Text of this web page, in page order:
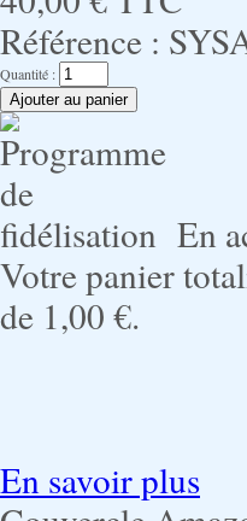
Référence :
Quantité :
En
Votre panier
de 1,00 €.
En savoir plus